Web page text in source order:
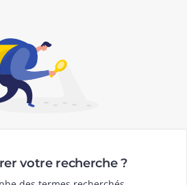
votre recherche ?